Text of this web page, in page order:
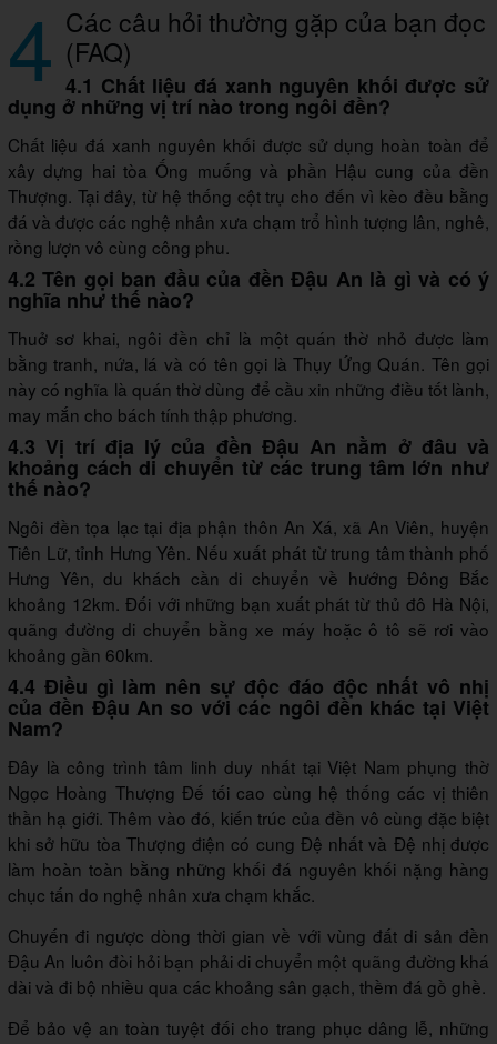
4 Các câu hỏi thường gặp của bạn đọc
(FAQ)
4.1 Chất liệu đá xanh nguyên khối được sử
dụng ở những vị trí nào trong ngôi đền?
Chất liệu đá xanh nguyên khối được sử dụng hoàn toàn để
xây dựng hai tòa Ống muống và phần Hậu cung của đền
Thượng. Tại đây, từ hệ thống cột trụ cho đến vì kèo đều bằng
đá và được các nghệ nhân xưa chạm trổ hình tượng lân, nghê,
rồng lượn vô cùng công phu.
4.2 Tên gọi ban đầu của đền Đậu An là gì và có ý
nghĩa như thế nào?
Thuở sơ khai, ngôi đền chỉ là một quán thờ nhỏ được làm
bằng tranh, nứa, lá và có tên gọi là Thụy Ứng Quán. Tên gọi
này có nghĩa là quán thờ dùng để cầu xin những điều tốt lành,
may mắn cho bách tính thập phương.
4.3 Vị trí địa lý của đền Đậu An nằm ở đâu và
khoảng cách di chuyển từ các trung tâm lớn như
thế nào?
Ngôi đền tọa lạc tại địa phận thôn An Xá, xã An Viên, huyện
Tiên Lữ, tỉnh Hưng Yên. Nếu xuất phát từ trung tâm thành phố
Hưng Yên, du khách cần di chuyển về hướng Đông Bắc
khoảng 12km. Đối với những bạn xuất phát từ thủ đô Hà Nội,
quãng đường di chuyển bằng xe máy hoặc ô tô sẽ rơi vào
khoảng gần 60km.
4.4 Điều gì làm nên sự độc đáo độc nhất vô nhị
của đền Đậu An so với các ngôi đền khác tại Việt
Nam?
Đây là công trình tâm linh duy nhất tại Việt Nam phụng thờ
Ngọc Hoàng Thượng Đế tối cao cùng hệ thống các vị thiên
thần hạ giới. Thêm vào đó, kiến trúc của đền vô cùng đặc biệt
khi sở hữu tòa Thượng điện có cung Đệ nhất và Đệ nhị được
làm hoàn toàn bằng những khối đá nguyên khối nặng hàng
chục tấn do nghệ nhân xưa chạm khắc.
Chuyến đi ngược dòng thời gian về với vùng đất di sản đền
Đậu An luôn đòi hỏi bạn phải di chuyển một quãng đường khá
dài và đi bộ nhiều qua các khoảng sân gạch, thềm đá gồ ghề.
Để bảo vệ an toàn tuyệt đối cho trang phục dâng lễ, những